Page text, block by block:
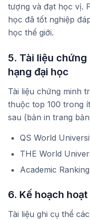
tượng và đạt học vị.
học đã tốt nghiệp
học thế giới.
5. Tài liệu
hạng đại học
Tài liệu chứng minh
thuộc top 100 trong
sau (bản in trang
QS World
THE World
Academic
6. Kế hoạch
Tài liệu ghi cụ thể